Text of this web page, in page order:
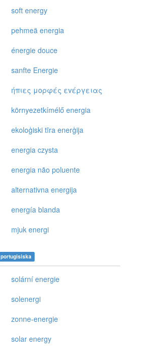
soft energy
pehmeä energia
énergie douce
sanfte Energie
ήπιες μoρφές εvέργειας
környezetkímélő energia
ekoloģiski tīra enerģija
energia czysta
energia não poluente
alternativna energija
energía blanda
mjuk energi
portugisiska
solární energie
solenergi
zonne-energie
solar energy